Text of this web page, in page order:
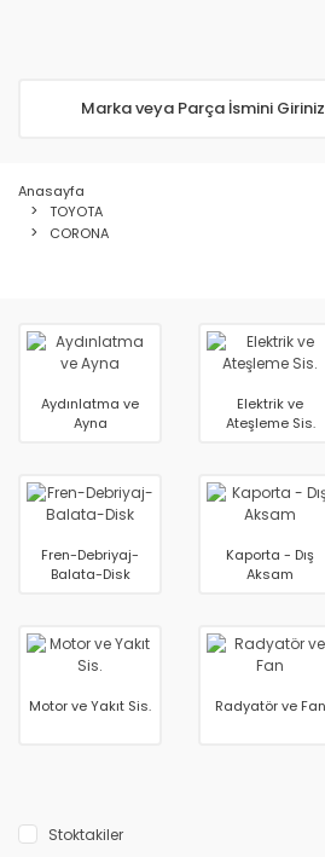
Anasayfa
TOYOTA
CORONA
Aydınlatma ve
Ayna
Elektrik ve
Ateşleme Sis.
Fren-Debriyaj-
Balata-Disk
Kaporta - Dış
Aksam
Motor ve Yakıt Sis. Radyatör ve Fan
Stoktakiler